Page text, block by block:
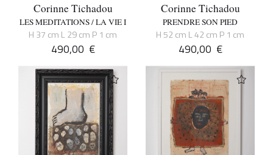
Corinne Tichadou
LES MEDITATIONS / LA VIE I
H 37 cm L 29 cm P 1 cm
490,00 €
Corinne Tichadou
PRENDRE SON PIED
H 52 cm L 42 cm P 1 cm
490,00 €